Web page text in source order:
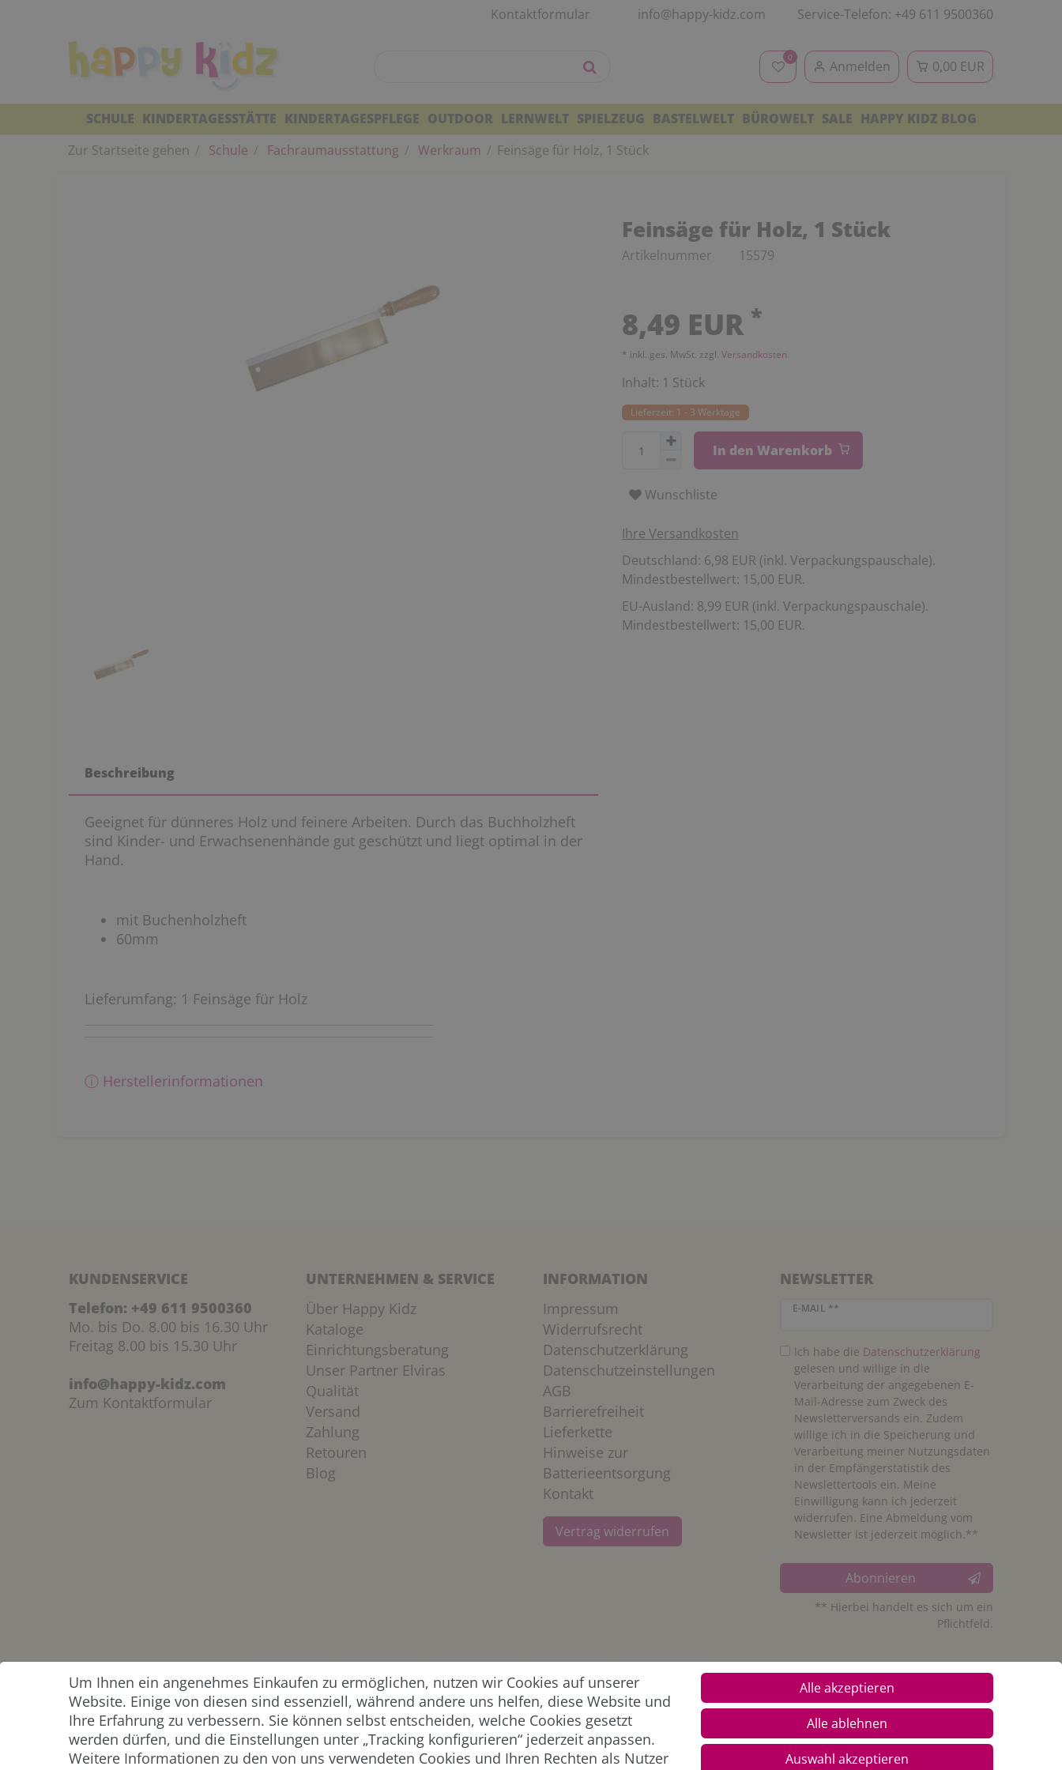
Kontaktformular info@happy-kidz.com Service-Telefon: +49 611 9500360
0
Anmelden 0,00 EUR
SCHULE KINDERTAGESSTÄTTE KINDERTAGESPFLEGE OUTDOOR LERNWELT SPIELZEUG BASTELWELT BÜROWELT SALE HAPPY KIDZ BLOG
Zur Startseite gehen
Schule Fachraumausstattung Werkraum Feinsäge für Holz, 1 Stück
Feinsäge für Holz, 1 Stück
Artikelnummer 15579
8,49 EUR *
* inkl. ges. MwSt. zzgl. Versandkosten
Inhalt: 1 Stück
Lieferzeit: 1 - 3 Werktage
In den Warenkorb
Wunschliste
Ihre Versandkosten
Deutschland: 6,98 EUR (inkl. Verpackungspauschale).
Mindestbestellwert: 15,00 EUR.
EU-Ausland: 8,99 EUR (inkl. Verpackungspauschale).
Mindestbestellwert: 15,00 EUR.
Beschreibung
Geeignet für dünneres Holz und feinere Arbeiten. Durch das Buchholzheft
sind Kinder- und Erwachsenenhände gut geschützt und liegt optimal in der
Hand.
mit Buchenholzheft
60mm
Lieferumfang: 1 Feinsäge für Holz
ⓘ Herstellerinformationen
KUNDENSERVICE
Telefon: +49 611 9500360
Mo. bis Do. 8.00 bis 16.30 Uhr
Freitag 8.00 bis 15.30 Uhr
info@happy-kidz.com
Zum Kontaktformular
UNTERNEHMEN & SERVICE
Über Happy Kidz
Kataloge
Einrichtungsberatung
Unser Partner Elviras
Qualität
Versand
Zahlung
Retouren
Blog
INFORMATION
Impressum
Widerrufsrecht
Datenschutzerklärung
Datenschutzeinstellungen
AGB
Barrierefreiheit
Lieferkette
Hinweise zur
Batterieentsorgung
Kontakt
Vertrag widerrufen
NEWSLETTER
E-MAIL **
Newsletter Honig
Ich habe die Daten­schutz­erklärung
gelesen und willige in die
Verarbeitung der angegebenen E-
Mail-Adresse zum Zweck des
Newsletterversands ein. Zudem
willige ich in die Speicherung und
Verarbeitung meiner Nutzungsdaten
in der Empfängerstatistik des
Newslettertools ein. Meine
Einwilligung kann ich jederzeit
widerrufen. Eine Abmeldung vom
Newsletter ist jederzeit möglich.**
Abonnieren
** Hierbei handelt es sich um ein
Pflichtfeld.
ZAHLUNG &
VERSAND
Um Ihnen ein angenehmes Einkaufen zu ermöglichen, nutzen wir Cookies auf unserer
Website. Einige von diesen sind essenziell, während andere uns helfen, diese Website und
Ihre Erfahrung zu verbessern. Sie können selbst entscheiden, welche Cookies gesetzt
werden dürfen, und die Einstellungen unter „Tracking konfigurieren“ jederzeit anpassen.
Weitere Informationen zu den von uns verwendeten Cookies und Ihren Rechten als Nutzer
Alle akzeptieren
Alle ablehnen
Auswahl akzeptieren